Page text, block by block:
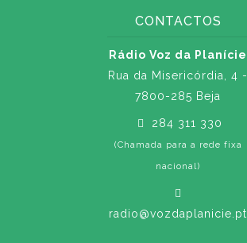
CONTACTOS
Rádio Voz da Planície
Rua da Misericórdia, 4 -
7800-285 Beja
284 311 330
(Chamada para a rede fixa
nacional)
radio@vozdaplanicie.pt